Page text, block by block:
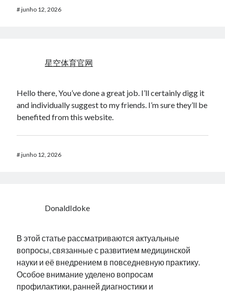
#junho 12, 2026
星空体育官网
Hello there, You’ve done a great job. I’ll certainly digg it
and individually suggest to my friends. I’m sure they’ll be
benefited from this website.
#junho 12, 2026
DonaldIdoke
В этой статье рассматриваются актуальные
вопросы, связанные с развитием медицинской
науки и её внедрением в повседневную практику.
Особое внимание уделено вопросам
профилактики, ранней диагностики и